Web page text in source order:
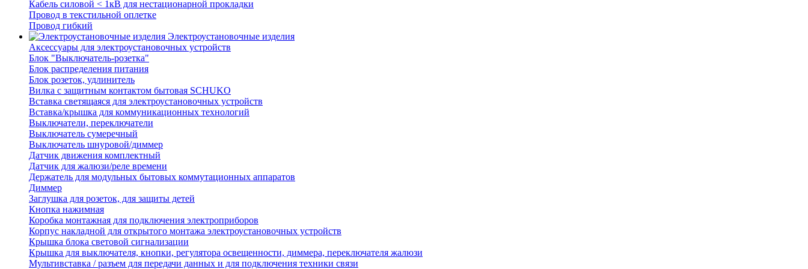
Кабель силовой < 1кВ для нестационарной прокладки
Провод в текстильной оплетке
Провод гибкий
Электроустановочные изделия
Аксессуары для электроустановочных устройств
Блок "Выключатель-розетка"
Блок распределения питания
Блок розеток, удлинитель
Вилка с защитным контактом бытовая SCHUKO
Вставка светящаяся для электроустановочных устройств
Вставка/крышка для коммуникационных технологий
Выключатели, переключатели
Выключатель сумеречный
Выключатель шнуровой/диммер
Датчик движения комплектный
Датчик для жалюзи/реле времени
Держатель для модульных бытовых коммутационных аппаратов
Диммер
Заглушка для розеток, для защиты детей
Кнопка нажимная
Коробка монтажная для подключения электроприборов
Корпус накладной для открытого монтажа электроустановочных устройств
Крышка блока световой сигнализации
Крышка для выключателя, кнопки, регулятора освещенности, диммера, переключателя жалюзи
Мультивставка / разъем для передачи данных и для подключения техники связи